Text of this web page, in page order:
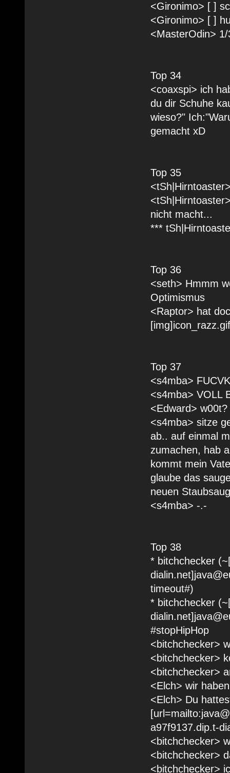
<Gironimo> [ ]
<Gironimo> [ ]
<MasterOdin>
Top 34
<coaxspi> ich
du dir Schuhe
wieso?"
gemacht xD
Top 35
nicht macht...
***
Top 36
<seth> Hmmm
Optimismus
<Raptor> hat
Top 37
<s4mba> FUCVK
<s4mba> VOLL
<Edward> w00t?
<s4mba> sitze
ab.. auf einmal
zumachen, hab
kommt mein
glaube das
neuen
<s4mba> -.-
Top 38
* bitchchecker
timeout#)
* bitchchecker
#stopHipHop
<bitchchecker>
<bitchchecker>
<bitchchecker>
<Elch> wir
<Elch> Du
a97f9137.dip.t-
<bitchchecker>
<bitchchecker>
<bitchchecker>